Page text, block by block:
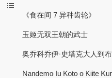
《食在间 7 异种齿轮》
玉姬无双王朝的武士
奥乔科乔伊·史塔克大人到
Nandemo Iu Koto o Kiite